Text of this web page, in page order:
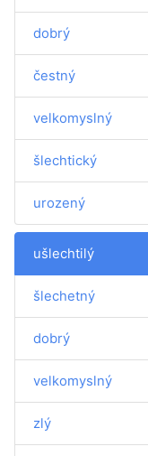
dobrý
čestný
velkomyslný
šlechtický
urozený
ušlechtilý
šlechetný
dobrý
velkomyslný
zlý